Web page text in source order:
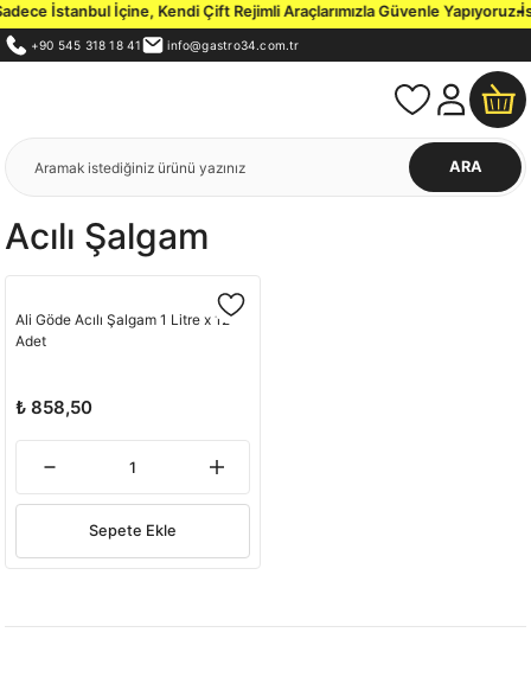
İstanbul İçine, Kendi Çift Rejimli Araçlarımızla Güvenle Yapıyoruz.
+90 545 318 18 41 info@gastro34.com.tr
ARA
Acılı Şalgam
Ali Göde Acılı Şalgam 1 Litre x 12
Adet
₺ 858,50
Sepete Ekle